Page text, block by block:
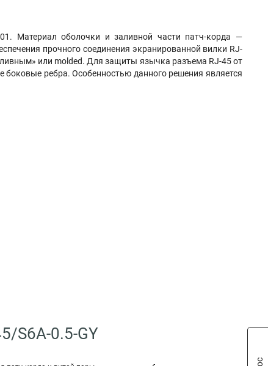
Материал оболочки и заливной части патч-корда —
прочного соединения экранированной вилки RJ-
или molded. Для защиты язычка разъема RJ-45 от
ребра. Особенностью данного решения является
S6A-0.5-GY